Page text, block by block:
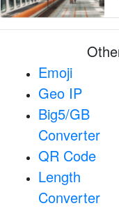
Emoji
Geo IP
Big5/GB
Converter
QR Code
Length
Converter